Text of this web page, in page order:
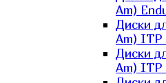
Am)
Диски
Am) ITP
Диски
Am) ITP